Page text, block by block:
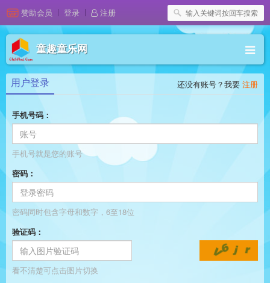
赞助会员 登录 注册
童趣童乐网
用户登录 还没有账号？我要 注册
手机号码：
手机号就是您的账号
密码：
密码同时包含字母和数字，6至18位
验证码：
看不清楚可点击图片切换